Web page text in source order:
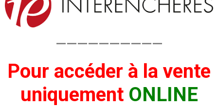
——————————
Pour accéder à la vente
uniquement ONLINE